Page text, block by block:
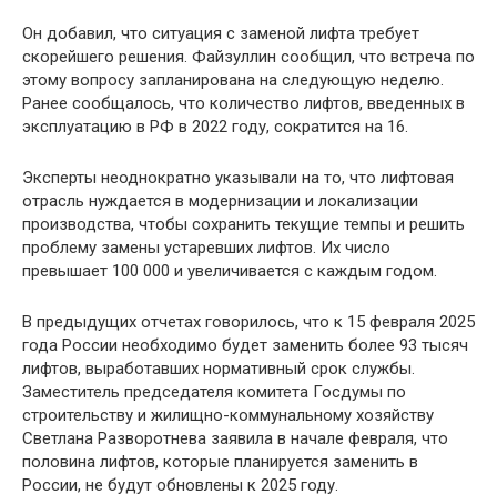
Он добавил, что ситуация с заменой лифта требует
скорейшего решения. Файзуллин сообщил, что встреча по
этому вопросу запланирована на следующую неделю.
Ранее сообщалось, что количество лифтов, введенных в
эксплуатацию в РФ в 2022 году, сократится на 16.
Эксперты неоднократно указывали на то, что лифтовая
отрасль нуждается в модернизации и локализации
производства, чтобы сохранить текущие темпы и решить
проблему замены устаревших лифтов. Их число
превышает 100 000 и увеличивается с каждым годом.
В предыдущих отчетах говорилось, что к 15 февраля 2025
года России необходимо будет заменить более 93 тысяч
лифтов, выработавших нормативный срок службы.
Заместитель председателя комитета Госдумы по
строительству и жилищно-коммунальному хозяйству
Светлана Разворотнева заявила в начале февраля, что
половина лифтов, которые планируется заменить в
России, не будут обновлены к 2025 году.